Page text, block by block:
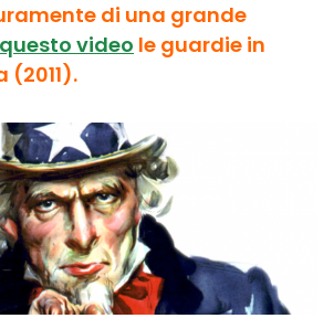
di una grande
video le guardie in
(2011).